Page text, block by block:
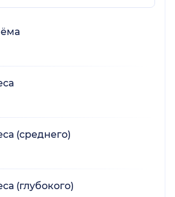
(среднего)
(глубокого)